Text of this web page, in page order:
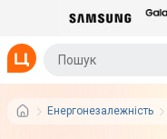
Енергонезалежність